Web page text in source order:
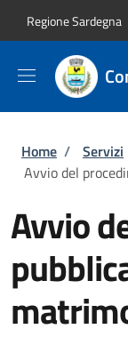
Regione Sardegna
Briciole
Home / Servizi
Avvio del
Avvio